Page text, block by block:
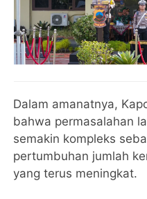
Dalam amanatnya,
bahwa permasalahan
semakin kompleks
pertumbuhan jumlah
yang terus meningkat.